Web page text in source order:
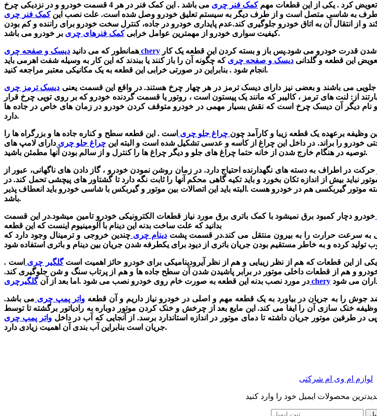
تعویض کرد . یکی از این قطعات مهمکمک فنر چری
می باشد . این کمک فنر در هر 4 قسمت خودرو و در نزدیکی چرخ
طرف به شاسی متصل است و از طرف دیگر به سیستم تعلیق خودرو وصل شده است. علت نصب این
و از انتقال آن به اتاق خودرو جلوگیری کند.عدم پایداری خودرو در جاده، کنترل سخت خودرو برای راننده و کم بودن
کیفیت سواری خودرو از مهمترین عوامل خرابیکمک فنرهای چری بر خودرو می باشد.
همانطور که می دانید دیسک و صفحه چری chery
این قطعه و گلدانی دیسک و صفحه چری که چگونه آن را باز کنند یا ببندند که این کار به وسیله شفت اهرمی باید
انجام شود . بنابراین در صورتی خرابی این قطعه به یک مکانیکی معتبر مراجعه کنید.
می باشند و بعضی نیز دارای دیسک ترمز در هر چهار چرخ هستند. در واقع این قسمت یعنی
از: لنت های ترمز ، کالیبر که مانند یک پیستون است ، روتور یا قسمت گردنده خودرو که بر روی توپی چرخ قرار
و نام دیگر آن دیسک چرخ است که نقش بسیار مهمی در خودرو متوقف کردن خودرو در زمان های خاص در جاده ها
دارد.
وظیفه برعهده یک قطعه زیبا و کارآمد چون چراغ جلو چری است . این قطعه سطح و کناره جاده ها و بزرگراه ها را
خودرو را براند. در داخل این چراغ از کاسه و عدسی تشکیل شده است و البته این چراغ جلو چری دارای لامپ های LED با نورافشانی بالا دارا می باشد.یک
توصیه در هنگام خارج شدن از خانه حتما چراغ های جلو و دیگر چراغ ها را کنترل و از سالم بودن آنها مطمئن باشید.
در اطراف به دسته های نگهدارنده احتیاج دارد. در زمان روشن نمودن خودرو ، گاز دادن های ناگهانی، عبور از
بیش از اندازه تکان بخورد و باید تکیه گاهی محکم آنها را ثابت نگه دارد تا گشتاور های پیچشی تحمل کند. در
موتور گیربکسی هم در خودرو هست .البته باید این اتصالات بین موتور و گیربکس با شاسی خودرو باید انعطاف پذیر
باشد.
خودرو دچار کمبود برق نمیشود با کمک باتری برق مورد نیاز قطعات الکترونیکی خودرو تامین میشود.در این قسمت
بدانید که علت ساخت بدنه این دینام با آلومینیوم اینست که این قطعه
به سرعت حرارت را به بیرون منتقل می کند.در قسمت پشتدینام چریچندین خروجی و ترمینال وجود دارد که
تولید کرده و به خاطر مستقیم بودن جریان باتری از
از این قطعات که هم از نظر زیبایی و هم از نظر آیرودینامیکی برای خودرو حائز اهمیت استگلگیر چری است .
و هم از قطعات داخلی موتور در برابر پاشیدن شدن آن سطح جاده ها و هم از پرتاب سنگ و شن جلوگیری کند.
در مورد نصب بدنه این قطعه به صورت خام روی خودرو نصب می شود .اما بعد از آن گلگیرچری chery
جوش را به جریان در بیاورد به یک قطعه مهم و اصلی در خودرو نیاز داریم و آن قطعه واتر پمپ چری می باشد.
خنک سازی آن را ایفا می کند. این مایع بعد از چرخش و خنک کردن موتور دوباره به رادیاتور برگشته تا توسط
موتور جریان داشته تا دمای موتور در اندازه استاندارد برسد. از آنجایی که آب در داخل
جریان است بنابراین آب بندی آن اهمیت زیادی دارد.
لوازم ام وی ام شرکتی
محصولات ایمیل خود را وارد کنید